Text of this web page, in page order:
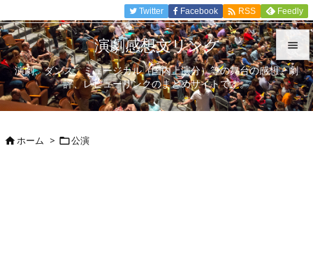


メニュ

Twitter Facebook  RSS Feedly
演劇感想文リンク
演劇、ダンス、ミュージカル（国内上演分）等の舞台の感想、劇
評、レビューリンクのまとめサイトです。
ホーム > 公演